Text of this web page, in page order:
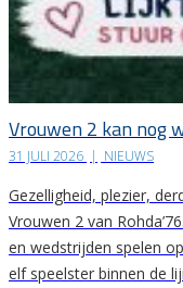
Vrouwen 2 kan nog
31 JULI 2026 | NIEUWS
Gezelligheid, plezier,
Vrouwen 2 van
en wedstrijden spelen
elf speelster binnen de